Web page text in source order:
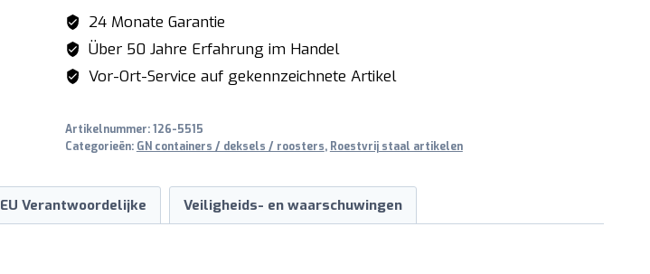
GN
aantal
24 Monate Garantie
Über 50 Jahre Erfahrung im Handel
Vor-Ort-Service auf gekennzeichnete Artikel
Artikelnummer:126-5515
Categorieën: GN containers / deksels / roosters, Roestvrij staal artikelen
EU Verantwoordelijke Veiligheids- en waarschuwingen